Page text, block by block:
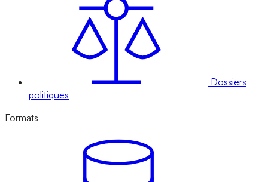
Dossiers
politiques
Formats